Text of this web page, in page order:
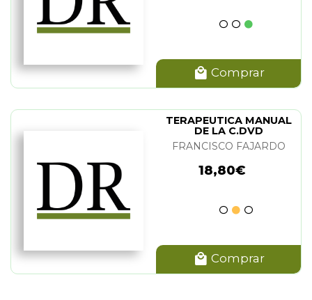
Comprar
TERAPEUTICA MANUAL
DE LA C.DVD
FRANCISCO FAJARDO
18,80€
Comprar